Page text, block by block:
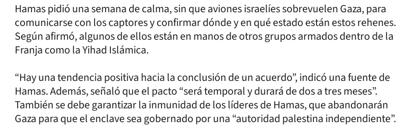
Hamas pidió una semana de calma, sin que aviones israelíes sobrevuelen Gaza, para
comunicarse con los captores y confirmar dónde y en qué estado están estos rehenes.
Según afirmó, algunos de ellos están en manos de otros grupos armados dentro de la
Franja como la Yihad Islámica.
“Hay una tendencia positiva hacia la conclusión de un acuerdo”, indicó una fuente de
Hamas. Además, señaló que el pacto “será temporal y durará de dos a tres meses”.
También se debe garantizar la inmunidad de los líderes de Hamas, que abandonarán
Gaza para que el enclave sea gobernado por una “autoridad palestina independiente”.